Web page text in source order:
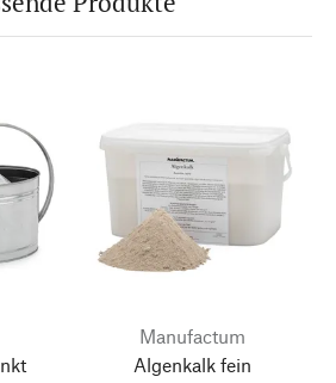
Manufactum
Algenkalk fein